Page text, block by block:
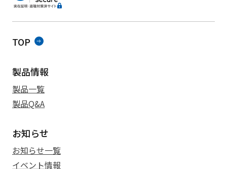
TOP
製品情報
製品一覧
製品Q&A
お知らせ
お知らせ一覧
イベント情報